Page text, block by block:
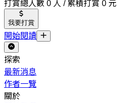
打賞總人數 0 人 / 累積打賞 0 元
我要打賞
開始閱讀
探索
最新消息
作者一覽
關於